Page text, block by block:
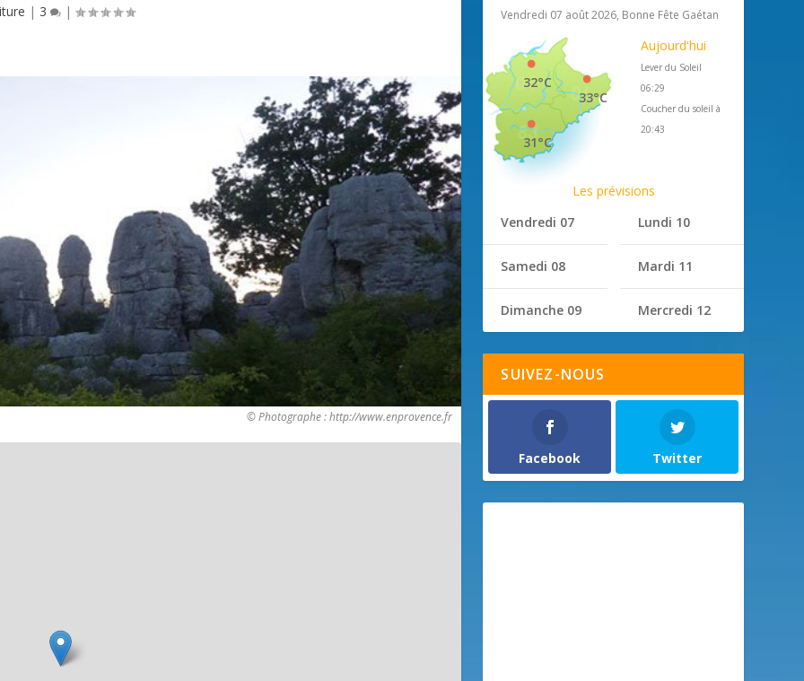
| 3 |
© Photographe : http://www.enprovence.fr
Vendredi 07 août 2026, Bonne Fête Gaétan
33°C
32°C
31°C
Aujourd'hui
Lever du Soleil
06:29
Coucher du soleil à
20:43
Les prévisions
Vendredi 07
Samedi 08
Dimanche 09
Lundi 10
Mardi 11
Mercredi 12
SUIVEZ-NOUS
Facebook Twitter